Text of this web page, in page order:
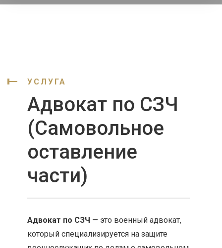
УСЛУГА
Адвокат по СЗЧ
(Самовольное
оставление
части)
Адвокат по СЗЧ — это военный адвокат,
который специализируется на защите